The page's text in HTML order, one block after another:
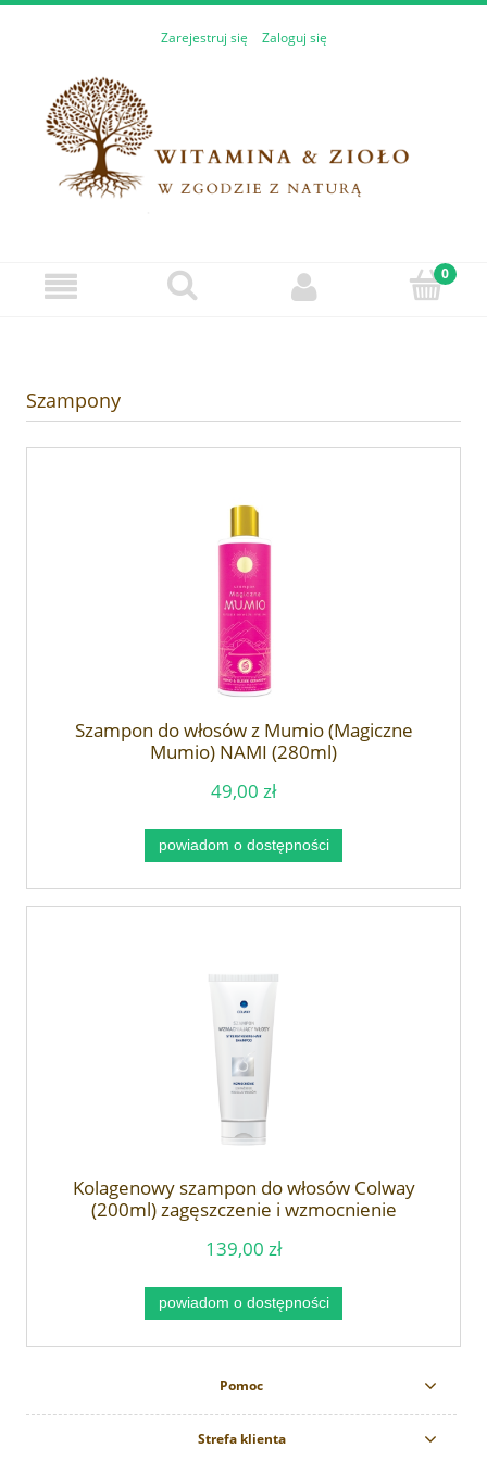
Zarejestruj się Zaloguj się
Szampony
Szampon do włosów z Mumio (Magiczne
Mumio) NAMI (280ml)
49,00 zł
powiadom o dostępności
Kolagenowy szampon do włosów Colway
(200ml) zagęszczenie i wzmocnienie
139,00 zł
powiadom o dostępności
Pomoc
Strefa klienta